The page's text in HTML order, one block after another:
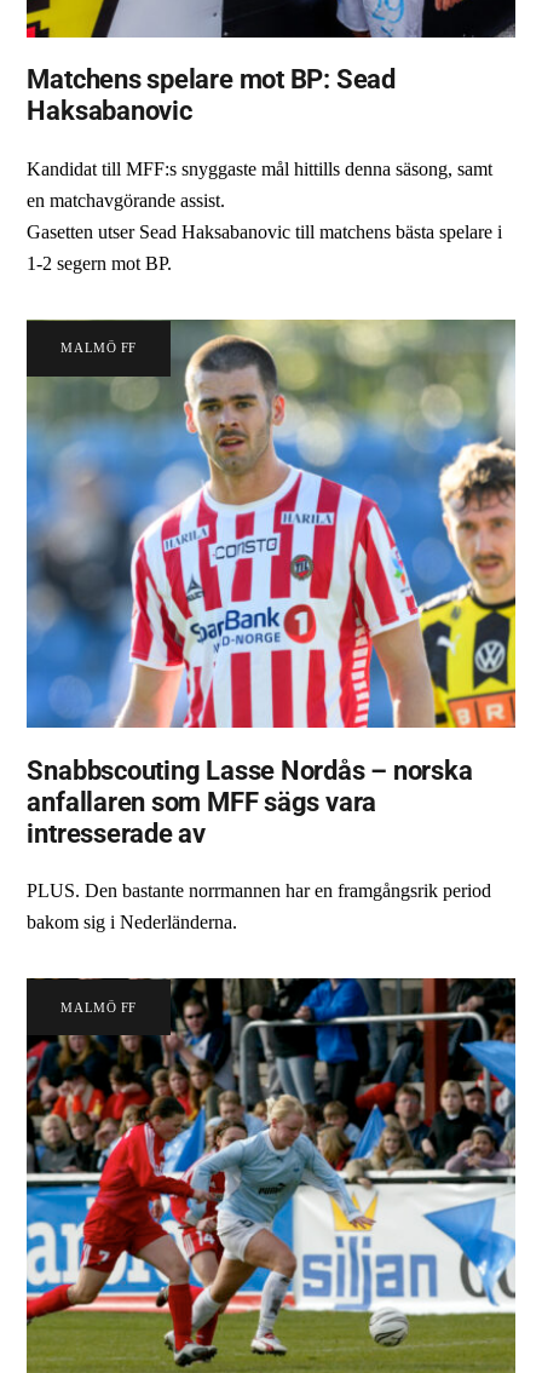
Matchens spelare mot BP: Sead
Haksabanovic
Kandidat till MFF:s snyggaste mål hittills denna säsong, samt
en matchavgörande assist.
Gasetten utser Sead Haksabanovic till matchens bästa spelare i
1-2 segern mot BP.
MALMÖ FF
Snabbscouting Lasse Nordås – norska
anfallaren som MFF sägs vara
intresserade av
PLUS. Den bastante norrmannen har en framgångsrik period
bakom sig i Nederländerna.
MALMÖ FF